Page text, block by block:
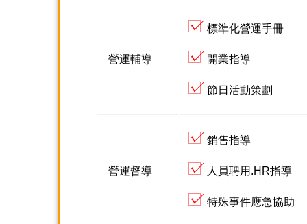
營運輔導
標準化營運手冊
開業指導
節日活動策劃
營運督導
銷售指導
人員聘用.HR指導
特殊事件應急協助